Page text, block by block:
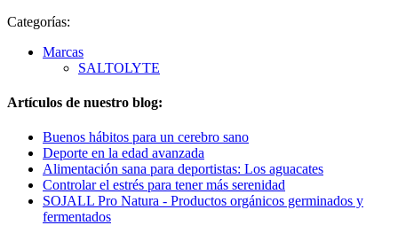
Categorías:
Marcas
SALTOLYTE
Artículos de nuestro blog:
Buenos hábitos para un cerebro sano
Deporte en la edad avanzada
Alimentación sana para deportistas: Los aguacates
Controlar el estrés para tener más serenidad
SOJALL Pro Natura - Productos orgánicos germinados y
fermentados